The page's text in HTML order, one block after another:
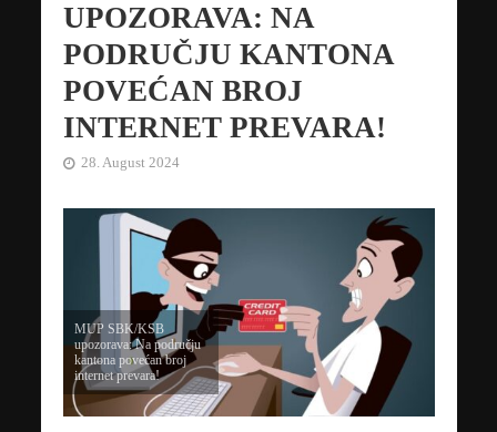
UPOZORAVA: NA
PODRUČJU KANTONA
POVEĆAN BROJ
INTERNET PREVARA!
28. August 2024
MUP SBK/KSB
upozorava: Na području
kantona povećan broj
internet prevara!